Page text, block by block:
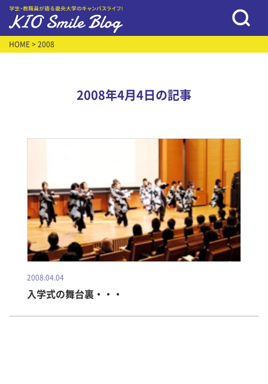
HOME > 2008
2008年4月4日の記事
2008.04.04
入学式の舞台裏・・・